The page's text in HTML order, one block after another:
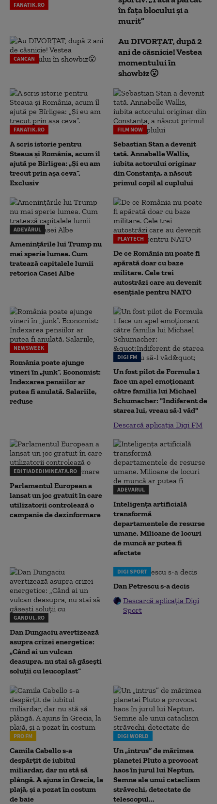
FANATIK.RO
în fața blocului și a
murit”
CANCAN
Au DIVORȚAT, după 2
ani de căsnicie! Vestea
momentului în
showbiz😮
FANATIK.RO
A scris istorie pentru
Steaua și România, acum îl
ajută pe Bîrligea: „Și eu am
trecut prin așa ceva”.
Exclusiv
FILM NOW
Sebastian Stan a devenit
tată. Annabelle Wallis,
iubita actorului originar
din Constanța, a născut
primul copil al cuplului
ADEVĂRUL
Amenințările lui Trump nu
mai sperie lumea. Cum
tratează capitalele lumii
retorica Casei Albe
PLAYTECH
De ce România nu poate fi
apărată doar cu baze
militare. Cele trei
autostrăzi care au devenit
esențiale pentru NATO
NEWSWEEK
România poate ajunge
vineri în „junk”. Economist:
Indexarea pensiilor ar
putea fi anulată. Salariile,
reduse
DIGI FM
Un fost pilot de Formula 1
face un apel emoționant
către familia lui Michael
Schumacher: "Indiferent de
starea lui, vreau să-l văd"
Descarcă aplicația Digi FM
EDITIADEDIMINEATA.RO
Parlamentul European a
lansat un joc gratuit în care
utilizatorii controlează o
campanie de dezinformare
ADEVARUL
Inteligența artificială
transformă
departamentele de resurse
umane. Milioane de locuri
de muncă ar putea fi
afectate
GANDUL.RO
Dan Dungaciu avertizează
asupra crizei energetice:
„Când ai un vulcan
deasupra, nu stai să găsești
soluții cu leucoplast”
DIGI SPORT
Dan Petrescu s-a decis
Descarcă aplicația Digi
Sport
PRO FM
Camila Cabello s-a
despărțit de iubitul
miliardar, dar nu stă să
plângă. A ajuns în Grecia, la
plajă, și a pozat în costum
de baie
DIGI WORLD
Un „intrus” de mărimea
planetei Pluto a provocat
haos în jurul lui Neptun.
Semne ale unui cataclism
străvechi, detectate de
telescopul...